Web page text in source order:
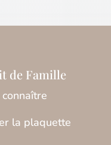
de Famille
la plaquette